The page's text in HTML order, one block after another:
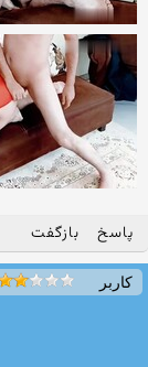
پاسخ بازگفت
کاربر